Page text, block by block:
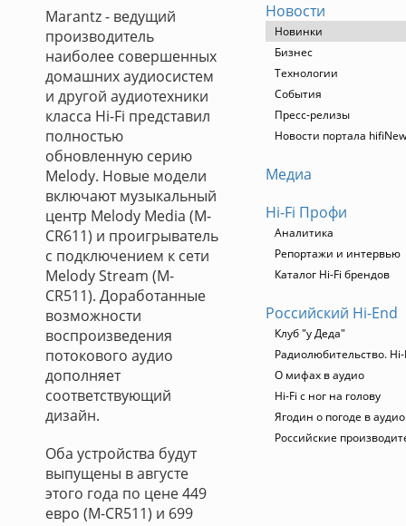
Marantz - ведущий
производитель
наиболее совершенных
домашних аудиосистем
и другой аудиотехники
класса Hi-Fi представил
полностью
обновленную серию
Melody. Новые модели
включают музыкальный
центр Melody Media (М-
CR611) и проигрыватель
с подключением к сети
Melody Stream (М-
CR511). Доработанные
возможности
воспроизведения
потокового аудио
дополняет
соответствующий
дизайн.
Оба устройства будут
выпущены в августе
этого года по цене 449
евро (М-CR511) и 699
Новости
Новинки
Бизнес
Технологии
События
Пресс-релизы
Новости портала
Медиа
Hi-Fi Профи
Аналитика
Репортажи и интервью
Каталог Hi-Fi брендов
Российский Hi-End
Клуб "у Деда"
Радиолюбительство. Hi-
О мифах в аудио
Hi-Fi с ног на голову
Ягодин о погоде в
Российские